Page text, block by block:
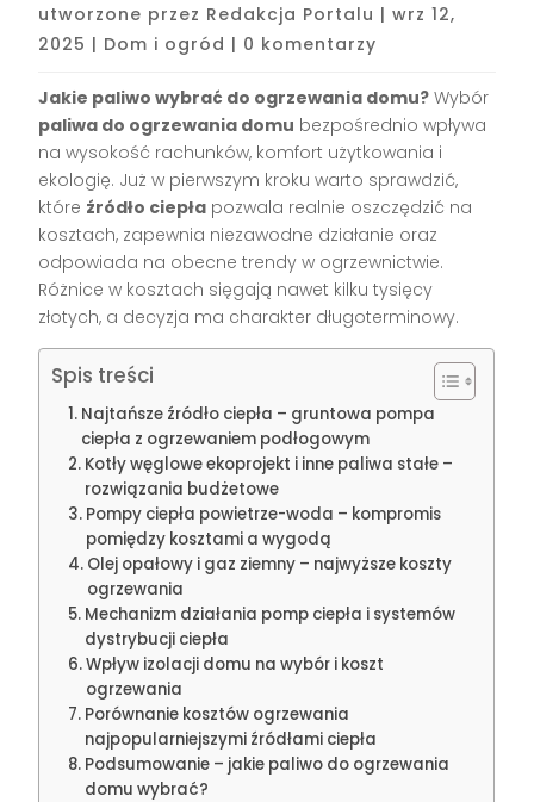
utworzone przez Redakcja Portalu |wrz 12,
2025 | Dom i ogród | 0 komentarzy
Jakie paliwo wybrać do ogrzewania domu? Wybór
paliwa do ogrzewania domu bezpośrednio wpływa
na wysokość rachunków, komfort użytkowania i
ekologię. Już w pierwszym kroku warto sprawdzić,
które źródło ciepła pozwala realnie oszczędzić na
kosztach, zapewnia niezawodne działanie oraz
odpowiada na obecne trendy w ogrzewnictwie.
Różnice w kosztach sięgają nawet kilku tysięcy
złotych, a decyzja ma charakter długoterminowy.
Spis treści
Najtańsze źródło ciepła – gruntowa pompa
ciepła z ogrzewaniem podłogowym
Kotły węglowe ekoprojekt i inne paliwa stałe –
rozwiązania budżetowe
Pompy ciepła powietrze-woda – kompromis
pomiędzy kosztami a wygodą
Olej opałowy i gaz ziemny – najwyższe koszty
ogrzewania
Mechanizm działania pomp ciepła i systemów
dystrybucji ciepła
Wpływ izolacji domu na wybór i koszt
ogrzewania
Porównanie kosztów ogrzewania
najpopularniejszymi źródłami ciepła
Podsumowanie – jakie paliwo do ogrzewania
domu wybrać?